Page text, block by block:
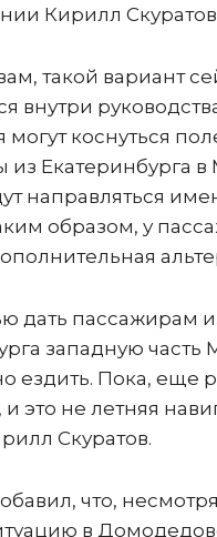
Кирилл
такой вариант
внутри
коснуться
Екатеринбурга в
направляться
образом, у
дать пассажирам
западную часть
ездить. Пока, еще
это не летняя
Скуратов.
что,
в